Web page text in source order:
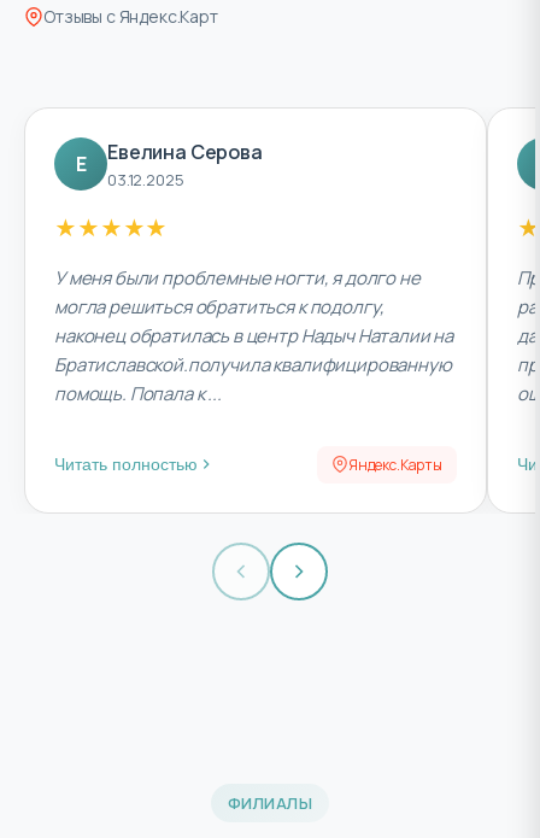
Отзывы с Яндекс.Карт
Е Евелина Серова
03.12.2025
★★★★★
У меня были проблемные ногти, я долго не
могла решиться обратиться к подолгу,
наконец обратилась в центр Надыч Наталии на
Братиславской.получила квалифицированную
помощь. Попала к ...
Читать полностью Яндекс.Карты
★
ФИЛИАЛЫ